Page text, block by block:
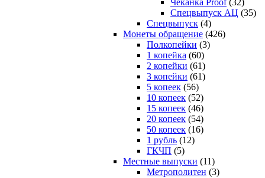
Спецвыпуск АЦ (35)
Спецвыпуск (4)
Монеты обращение (426)
Полкопейки (3)
1 копейка (60)
2 копейки (61)
3 копейки (61)
5 копеек (56)
10 копеек (52)
15 копеек (46)
20 копеек (54)
50 копеек (16)
1 рубль (12)
ГКЧП (5)
Местные выпуски (11)
Метрополитен (3)